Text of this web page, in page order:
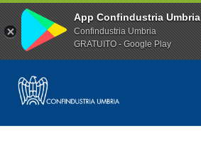
App Confindustria Umbria
Confindustria Umbria
GRATUITO - Google Play